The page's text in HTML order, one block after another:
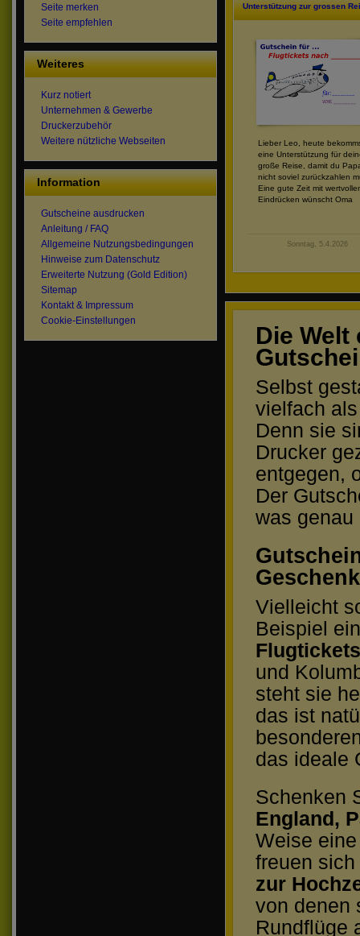
Unterstützung zur grossen
Lieber Leo, heute
eine Unterstützung für
große Reise, damit du
nicht soviel zurückzahlen
Eine gute Zeit mit
Eindrücken wünscht Oma
Sonntag, 5.4.2026
Die
Selbst
vielfach
Denn sie
Drucker
entgegen,
Der
was
Vielleicht
Beispiel
Flugtickets
und
steht sie
das ist
das ideale
Schenken
England,
Weise
freuen
zur
von denen
Rundflüge
Seite merken
Seite empfehlen
Weiteres
Kurz notiert
Unternehmen & Gewerbe
Druckerzubehör
Weitere nützliche Webseiten
Information
Gutscheine ausdrucken
Anleitung / FAQ
Allgemeine Nutzungsbedingungen
Hinweise zum Datenschutz
Erweiterte Nutzung (Gold Edition)
Sitemap
Kontakt & Impressum
Cookie-Einstellungen